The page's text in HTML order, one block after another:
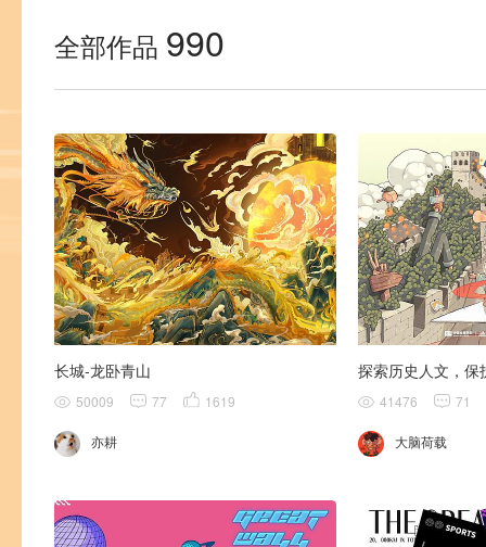
全部作品 990
长城-龙卧青山
50009 77 1619
亦耕
探索历史人文，保
41476 71
大脑荷载